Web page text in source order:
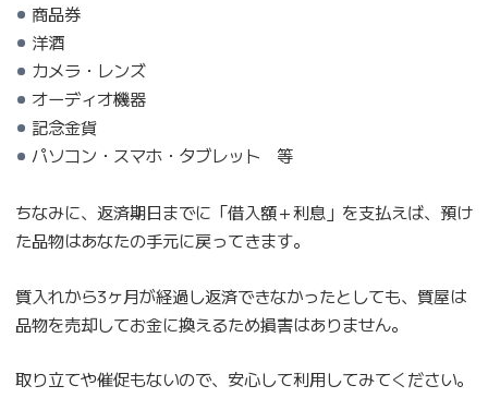
商品券
洋酒
カメラ・レンズ
オーディオ機器
記念金貨
パソコン・スマホ・タブレット 等
ちなみに、返済期日までに「借入額＋利息」を支払えば、預け
た品物はあなたの手元に戻ってきます。
質入れから3ヶ月が経過し返済できなかったとしても、質屋は
品物を売却してお金に換えるため損害はありません。
取り立てや催促もないので、安心して利用してみてください。